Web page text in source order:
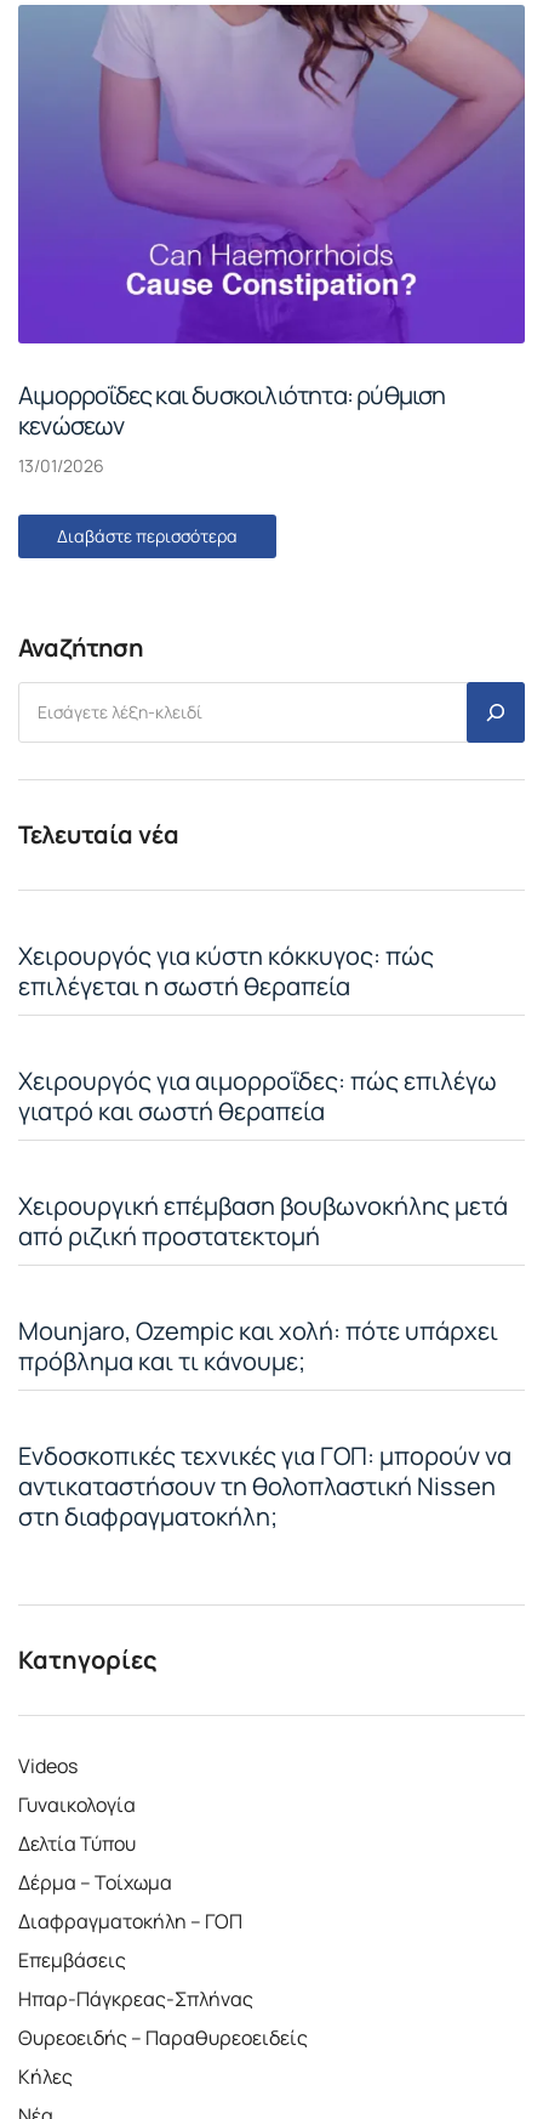
Αιμορροΐδες και δυσκοιλιότητα: ρύθμιση
κενώσεων
13/01/2026
Διαβάστε περισσότερα
Αναζήτηση
Τελευταία νέα
Χειρουργός για κύστη κόκκυγος: πώς
επιλέγεται η σωστή θεραπεία
Χειρουργός για αιμορροΐδες: πώς επιλέγω
γιατρό και σωστή θεραπεία
Χειρουργική επέμβαση βουβωνοκήλης μετά
από ριζική προστατεκτομή
Mounjaro, Ozempic και χολή: πότε υπάρχει
πρόβλημα και τι κάνουμε;
Ενδοσκοπικές τεχνικές για ΓΟΠ: μπορούν να
αντικαταστήσουν τη θολοπλαστική Nissen
στη διαφραγματοκήλη;
Κατηγορίες
Videos
Γυναικολογία
Δελτία Τύπου
Δέρμα – Τοίχωμα
Διαφραγματοκήλη – ΓΟΠ
Επεμβάσεις
Ηπαρ-Πάγκρεας-Σπλήνας
Θυρεοειδής – Παραθυρεοειδείς
Κήλες